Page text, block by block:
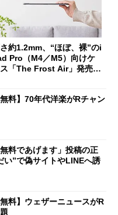
約1.2mm、“ほぼ、裸”のi
Pro（M4／M5）向けケ
ス「The Frost Air」発売
無料】70年代洋楽がRチャン
料であげます」投稿の正
”で偽サイトやLINEへ誘
料】ウェザーニュースがR